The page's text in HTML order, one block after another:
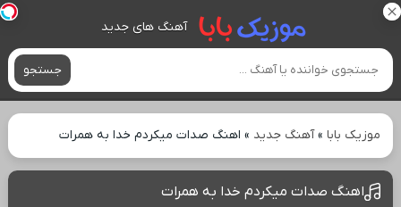
آهنگ های جدید
جستجو
موزیک بابا»آهنگ جدید » اهنگ صدات میکردم خدا به همرات
اهنگ صدات میکردم خدا به همرات